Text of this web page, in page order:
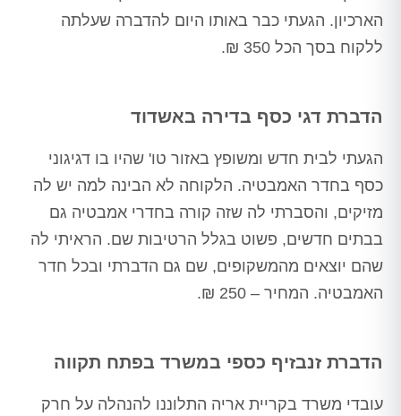
הארכיון. הגעתי כבר באותו היום להדברה שעלתה
ללקוח בסך הכל 350 ₪.
הדברת דגי כסף בדירה באשדוד
הגעתי לבית חדש ומשופץ באזור טו' שהיו בו דגיגוני
כסף בחדר האמבטיה. הלקוחה לא הבינה למה יש לה
מזיקים, והסברתי לה שזה קורה בחדרי אמבטיה גם
בבתים חדשים, פשוט בגלל הרטיבות שם. הראיתי לה
שהם יוצאים מהמשקופים, שם גם הדברתי ובכל חדר
האמבטיה. המחיר – 250 ₪.
הדברת זנבזיף כספי במשרד בפתח תקווה
עובדי משרד בקריית אריה התלוננו להנהלה על חרק